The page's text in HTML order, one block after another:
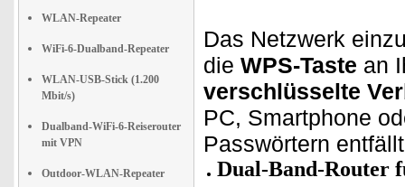
WLAN-Repeater
WiFi-6-Dualband-Repeater
WLAN-USB-Stick (1.200
Mbit/s)
Dualband-WiFi-6-Reiserouter
mit VPN
Outdoor-WLAN-Repeater
Das Netzwerk
die WPS-Taste an
verschlüsselte
PC, Smartphone
Passwörtern
Dual-Band-Router